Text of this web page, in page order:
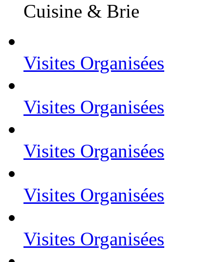
Cuisine & Brie
Visites Organisées
Visites Organisées
Visites Organisées
Visites Organisées
Visites Organisées